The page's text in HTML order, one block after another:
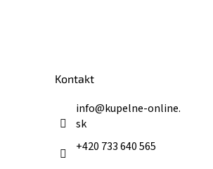
Kontakt
info@kupelne-online.
sk
+420 733 640 565